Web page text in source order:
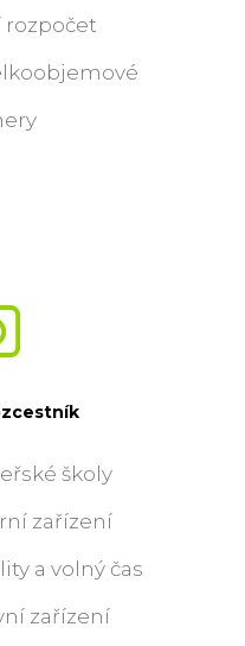
rozpočet
školy
zařízení
a volný čas
zařízení